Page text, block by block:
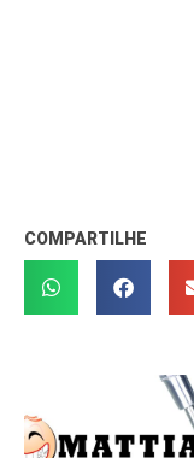
COMPARTILHE